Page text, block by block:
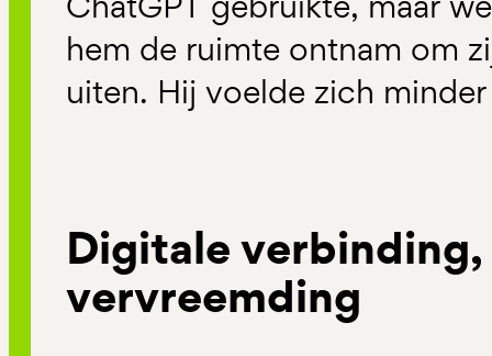
hem de ruimte ontnam om
uiten. Hij voelde zich
Digitale
vervreemding